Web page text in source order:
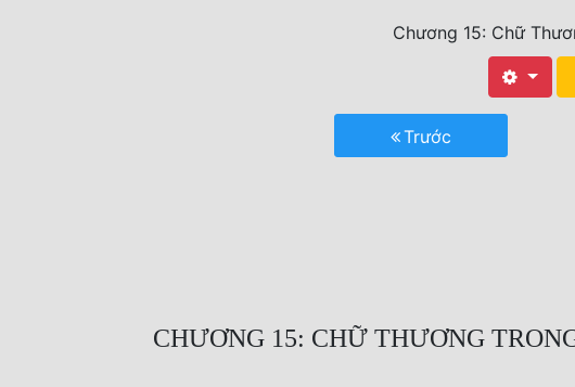
Chương 15: Chữ
Trước
CHƯƠNG 15: CHỮ THƯƠNG